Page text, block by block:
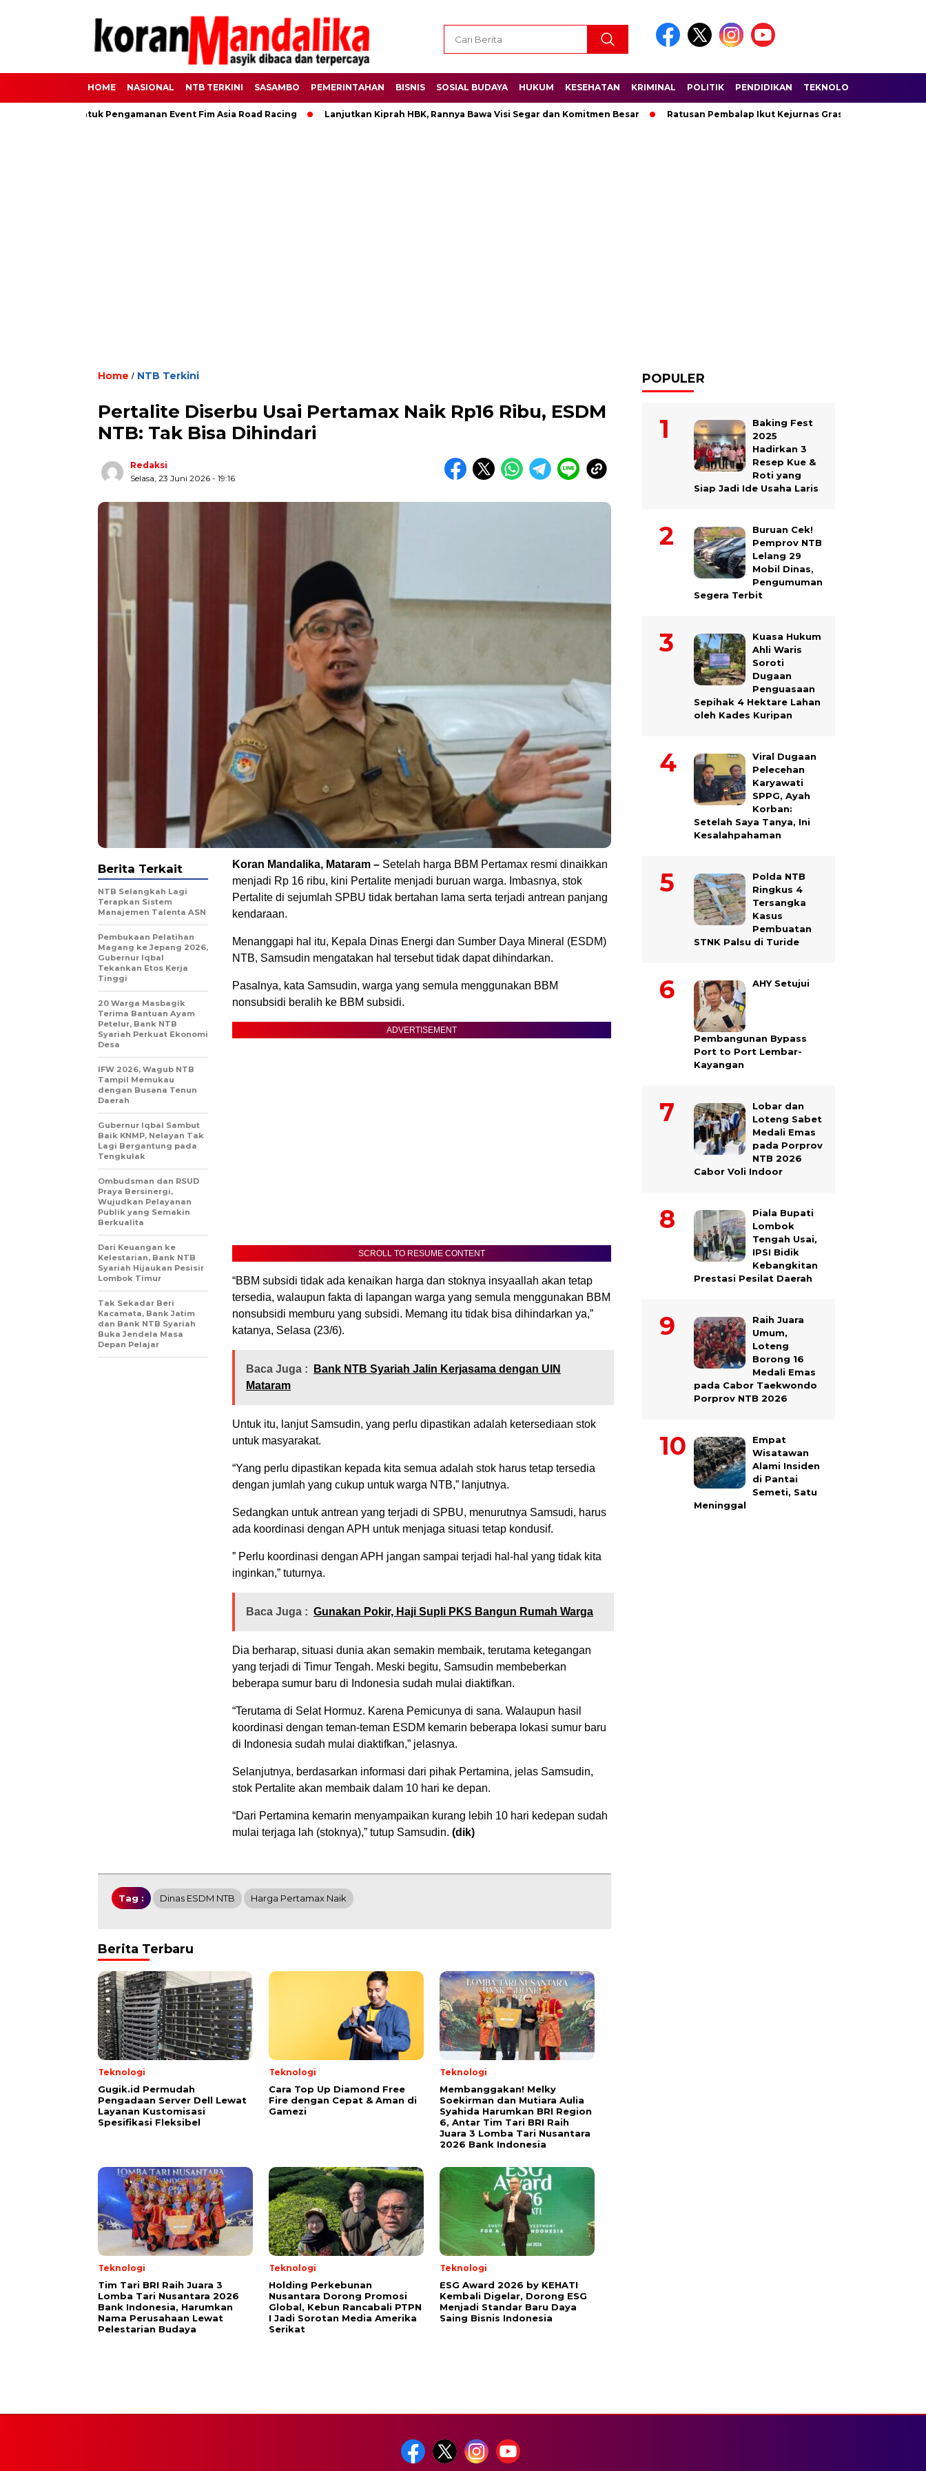
HOME NASIONAL NTB TERKINI SASAMBO PEMERINTAHAN BISNIS SOSIAL BUDAYA HUKUM KESEHATAN KRIMINAL POLITIK PENDIDIKAN TEKNOLOGI
Untuk Pengamanan Event Fim Asia Road Racing Lanjutkan Kiprah HBK, Rannya Bawa Visi Segar dan Komitmen Besar Ratusan Pembalap Ikut Kejurnas Grasstrack di Sirkuit Lantan
Home / NTB Terkini
Pertalite Diserbu Usai Pertamax Naik Rp16 Ribu, ESDM
NTB: Tak Bisa Dihindari
Redaksi
Selasa, 23 Juni 2026 - 19:16
Koran Mandalika, Mataram – Setelah harga BBM Pertamax resmi dinaikkan
menjadi Rp 16 ribu, kini Pertalite menjadi buruan warga. Imbasnya, stok
Pertalite di sejumlah SPBU tidak bertahan lama serta terjadi antrean panjang
kendaraan.
Menanggapi hal itu, Kepala Dinas Energi dan Sumber Daya Mineral (ESDM)
NTB, Samsudin mengatakan hal tersebut tidak dapat dihindarkan.
Pasalnya, kata Samsudin, warga yang semula menggunakan BBM
nonsubsidi beralih ke BBM subsidi.
ADVERTISEMENT
SCROLL TO RESUME CONTENT
“BBM subsidi tidak ada kenaikan harga dan stoknya insyaallah akan tetap
tersedia, walaupun fakta di lapangan warga yang semula menggunakan BBM
nonsubsidi memburu yang subsidi. Memang itu tidak bisa dihindarkan ya,”
katanya, Selasa (23/6).
Baca Juga :
‎Bank NTB Syariah Jalin Kerjasama dengan UIN
Mataram
Untuk itu, lanjut Samsudin, yang perlu dipastikan adalah ketersediaan stok
untuk masyarakat.
“Yang perlu dipastikan kepada kita semua adalah stok harus tetap tersedia
dengan jumlah yang cukup untuk warga NTB,” lanjutnya.
Sedangkan untuk antrean yang terjadi di SPBU, menurutnya Samsudi, harus
ada koordinasi dengan APH untuk menjaga situasi tetap kondusif.
” Perlu koordinasi dengan APH jangan sampai terjadi hal-hal yang tidak kita
inginkan,” tuturnya.
Baca Juga : Gunakan Pokir, Haji Supli PKS Bangun Rumah Warga
Dia berharap, situasi dunia akan semakin membaik, terutama ketegangan
yang terjadi di Timur Tengah. Meski begitu, Samsudin membeberkan
beberapa sumur baru di Indonesia sudah mulai diaktifkan.
“Terutama di Selat Hormuz. Karena Pemicunya di sana. Walaupun hasil
koordinasi dengan teman-teman ESDM kemarin beberapa lokasi sumur baru
di Indonesia sudah mulai diaktifkan,” jelasnya.
Selanjutnya, berdasarkan informasi dari pihak Pertamina, jelas Samsudin,
stok Pertalite akan membaik dalam 10 hari ke depan.
“Dari Pertamina kemarin menyampaikan kurang lebih 10 hari kedepan sudah
mulai terjaga lah (stoknya),” tutup Samsudin. (dik)
Berita Terkait
NTB Selangkah Lagi
Terapkan Sistem
Manajemen Talenta ASN
Pembukaan Pelatihan
Magang ke Jepang 2026,
Gubernur Iqbal
Tekankan Etos Kerja
Tinggi
20 Warga Masbagik
Terima Bantuan Ayam
Petelur, Bank NTB
Syariah Perkuat Ekonomi
Desa
IFW 2026, Wagub NTB
Tampil Memukau
dengan Busana Tenun
Daerah
Gubernur Iqbal Sambut
Baik KNMP, Nelayan Tak
Lagi Bergantung pada
Tengkulak
Ombudsman dan RSUD
Praya Bersinergi,
Wujudkan Pelayanan
Publik yang Semakin
Berkualita
Dari Keuangan ke
Kelestarian, Bank NTB
Syariah Hijaukan Pesisir
Lombok Timur
Tak Sekadar Beri
Kacamata, Bank Jatim
dan Bank NTB Syariah
Buka Jendela Masa
Depan Pelajar
Tag : Dinas ESDM NTB Harga Pertamax Naik
Berita Terbaru
Teknologi
Gugik.id Permudah
Pengadaan Server Dell Lewat
Layanan Kustomisasi
Spesifikasi Fleksibel
Teknologi
Cara Top Up Diamond Free
Fire dengan Cepat & Aman di
Gamezi
Teknologi
Membanggakan! Melky
Soekirman dan Mutiara Aulia
Syahida Harumkan BRI Region
6, Antar Tim Tari BRI Raih
Juara 3 Lomba Tari Nusantara
2026 Bank Indonesia
Teknologi
Tim Tari BRI Raih Juara 3
Lomba Tari Nusantara 2026
Bank Indonesia, Harumkan
Nama Perusahaan Lewat
Pelestarian Budaya
Teknologi
Holding Perkebunan
Nusantara Dorong Promosi
Global, Kebun Rancabali PTPN
I Jadi Sorotan Media Amerika
Serikat
Teknologi
ESG Award 2026 by KEHATI
Kembali Digelar, Dorong ESG
Menjadi Standar Baru Daya
Saing Bisnis Indonesia
POPULER
Baking Fest
2025
Hadirkan 3
Resep Kue &
Roti yang
Siap Jadi Ide Usaha Laris
Buruan Cek!
Pemprov NTB
Lelang 29
Mobil Dinas,
Pengumuman
Segera Terbit
Kuasa Hukum
Ahli Waris
Soroti
Dugaan
Penguasaan
Sepihak 4 Hektare Lahan
oleh Kades Kuripan
Viral Dugaan
Pelecehan
Karyawati
SPPG, Ayah
Korban:
Setelah Saya Tanya, Ini
Kesalahpahaman
Polda NTB
Ringkus 4
Tersangka
Kasus
Pembuatan
STNK Palsu di Turide
AHY Setujui
Pembangunan Bypass
Port to Port Lembar-
Kayangan
Lobar dan
Loteng Sabet
Medali Emas
pada Porprov
NTB 2026
Cabor Voli Indoor
Piala Bupati
Lombok
Tengah Usai,
IPSI Bidik
Kebangkitan
Prestasi Pesilat Daerah
Raih Juara
Umum,
Loteng
Borong 16
Medali Emas
pada Cabor Taekwondo
Porprov NTB 2026
Empat
Wisatawan
Alami Insiden
di Pantai
Semeti, Satu
Meninggal